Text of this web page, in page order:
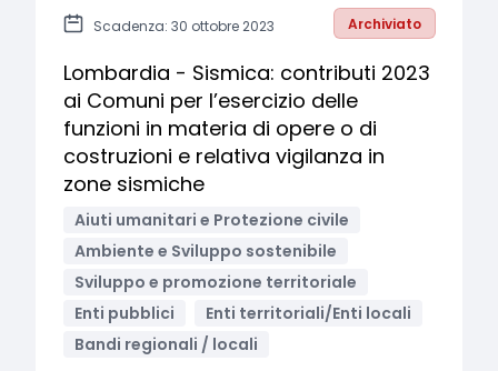
Scadenza: 30 ottobre 2023 Archiviato
Lombardia - Sismica: contributi 2023
ai Comuni per l’esercizio delle
funzioni in materia di opere o di
costruzioni e relativa vigilanza in
zone sismiche
Aiuti umanitari e Protezione civile
Ambiente e Sviluppo sostenibile
Sviluppo e promozione territoriale
Enti pubblici
Enti territoriali/Enti locali
Bandi regionali / locali